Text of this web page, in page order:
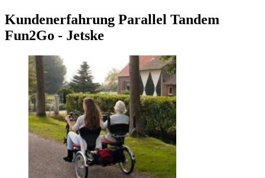
Kundenerfahrung Parallel Tandem
Fun2Go - Jetske